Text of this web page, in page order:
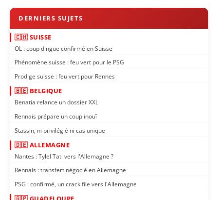
🇨🇭 SUISSE
OL : coup dingue confirmé en Suisse
Phénomène suisse : feu vert pour le PSG
Prodige suisse : feu vert pour Rennes
🇧🇪 BELGIQUE
Benatia relance un dossier XXL
Rennais prépare un coup inouï
Stassin, ni privilégié ni cas unique
🇩🇪 ALLEMAGNE
Nantes : Tylel Tati vers l'Allemagne ?
Rennais : transfert négocié en Allemagne
PSG : confirmé, un crack file vers l'Allemagne